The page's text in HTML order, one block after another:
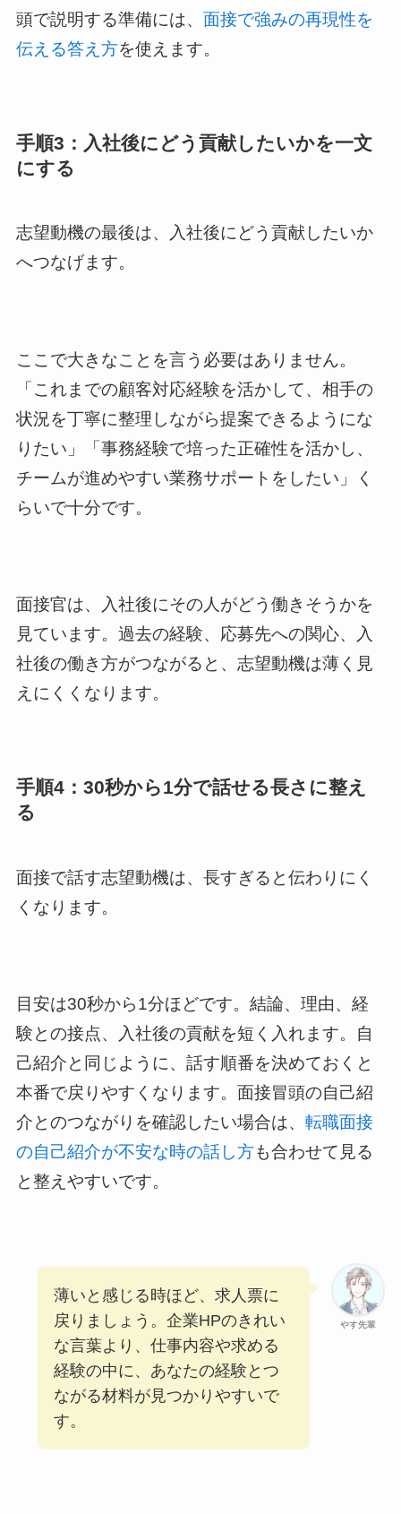
頭で説明する準備には、 面接で強みの再現性を
伝える答え方を使えます。
手順3：入社後にどう貢献したいかを一文
にする
志望動機の最後は、入社後にどう貢献したいか
へつなげます。
ここで大きなことを言う必要はありません。
「これまでの顧客対応経験を活かして、相手の
状況を丁寧に整理しながら提案できるようにな
りたい」「事務経験で培った正確性を活かし、
チームが進めやすい業務サポートをしたい」く
らいで十分です。
面接官は、入社後にその人がどう働きそうかを
見ています。過去の経験、応募先への関心、入
社後の働き方がつながると、志望動機は薄く見
えにくくなります。
手順4：30秒から1分で話せる長さに整え
る
面接で話す志望動機は、長すぎると伝わりにく
くなります。
目安は30秒から1分ほどです。結論、理由、経
験との接点、入社後の貢献を短く入れます。自
己紹介と同じように、話す順番を決めておくと
本番で戻りやすくなります。面接冒頭の自己紹
介とのつながりを確認したい場合は、 転職面接
の自己紹介が不安な時の話し方も合わせて見る
と整えやすいです。
やす先輩
薄いと感じる時ほど、求人票に
戻りましょう。企業HPのきれい
な言葉より、仕事内容や求める
経験の中に、あなたの経験とつ
ながる材料が見つかりやすいで
す。